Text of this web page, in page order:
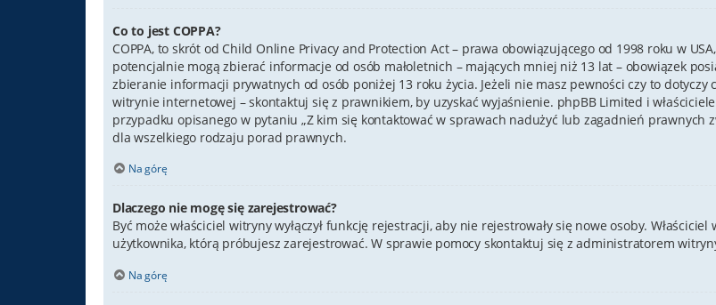
Co to jest COPPA?
COPPA, to skrót od Child Online Privacy and Protection Act – prawa obowiązującego od 1998 roku w
potencjalnie mogą zbierać informacje od osób małoletnich – mających mniej niż 13 lat – obowiązek
zbieranie informacji prywatnych od osób poniżej 13 roku życia. Jeżeli nie masz pewności czy to
witrynie internetowej – skontaktuj się z prawnikiem, by uzyskać wyjaśnienie. phpBB Limited i
przypadku opisanego w pytaniu „Z kim się kontaktować w sprawach nadużyć lub zagadnień prawnych
dla wszelkiego rodzaju porad prawnych.
Na górę
Dlaczego nie mogę się zarejestrować?
Być może właściciel witryny wyłączył funkcję rejestracji, aby nie rejestrowały się nowe osoby.
użytkownika, którą próbujesz zarejestrować. W sprawie pomocy skontaktuj się z administratorem
Na górę